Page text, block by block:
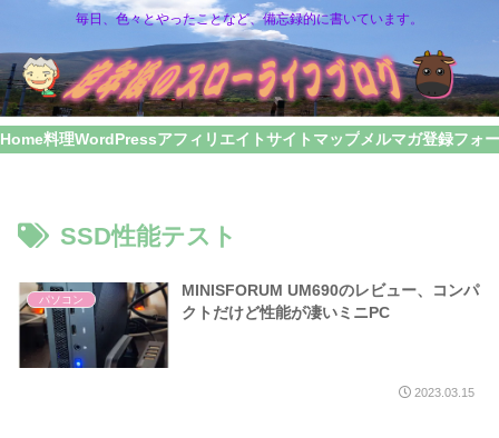
毎日、色々とやったことなど、備忘録的に書いています。
Home料理WordPressアフィリエイトサイトマップメルマガ登録フォ
SSD性能テスト
パソコン
MINISFORUM UM690のレビュー、コンパ
クトだけど性能が凄いミニPC
2023.03.15